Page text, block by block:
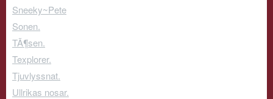
Sneeky~Pete
Sonen.
TÃ¶sen.
Texplorer.
Tjuvlyssnat.
Ullrikas nosar.